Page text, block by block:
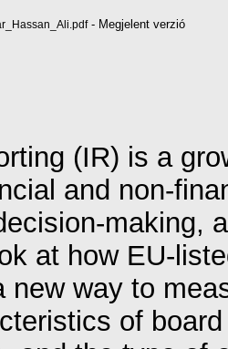
- Megjelent verzió
(IR) is a
and non-
making,
at how EU-
new way to
of